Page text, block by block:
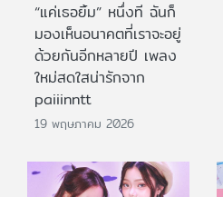
“แค่เธอยิ้ม” หนึ่งที ฉันก็
มองเห็นอนาคตที่เราจะอยู่
ด้วยกันอีกหลายปี เพลง
ใหม่สดใสน่ารักจาก
paiiinntt
19 พฤษภาคม 2026